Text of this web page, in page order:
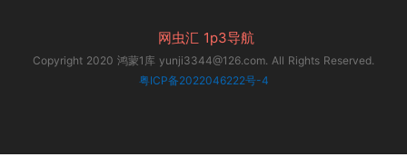
网虫汇 1p3导航
Copyright 2020 鸿蒙1库 yunji3344@126.com. All Rights Reserved.
粤ICP备2022046222号-4